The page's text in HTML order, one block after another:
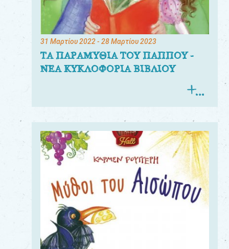
31 Μαρτίου 2022- 28 Μαρτίου 2023
ΤΑ ΠΑΡΑΜΥΘΙΑ ΤΟΥ ΠΑΠΠΟΥ -
ΝΕΑ ΚΥΚΛΟΦΟΡΙΑ ΒΙΒΛΙΟΥ